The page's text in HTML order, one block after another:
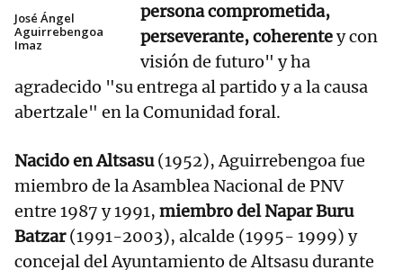
José Ángel
Aguirrebengoa
Imaz
persona comprometida,
perseverante, coherentey con
visión de futuro" y ha
agradecido "su entrega al partido y a la causa
abertzale" en la Comunidad foral.
Nacido en Altsasu(1952), Aguirrebengoa fue
miembro de la Asamblea Nacional de PNV
entre 1987 y 1991, miembro del Napar Buru
Batzar(1991-2003), alcalde (1995- 1999) y
concejal del Ayuntamiento de Altsasu durante